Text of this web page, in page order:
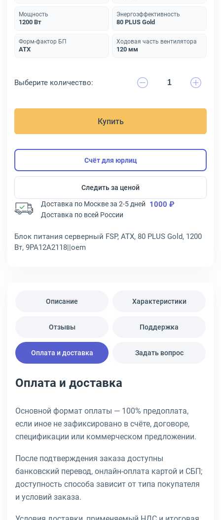
Мощность
1200 Вт
Энергоэффективность
80 PLUS Gold
Форм-фактор БП
ATX
Ходовая часть вентилятора
120 мм
Выберите количество:
Купить
Счёт для юрлиц
Следить за ценой
Доставка по Москве за 2-5 дней 1000 ₽
Доставка по всей России
Блок питания серверный FSP, ATX, 80 PLUS Gold, 1200
Вт, 9PA12A2118||oem
Описание Характеристики
Отзывы Поддержка
Оплата и доставка Задать вопрос
Оплата и доставка
Основной формат оплаты — 100% предоплата,
если иное не зафиксировано в счёте, договоре,
спецификации или коммерческом предложении.
После подтверждения заказа доступны
банковский перевод, онлайн-оплата картой и СБП;
доступность способа зависит от типа покупателя
и условий заказа.